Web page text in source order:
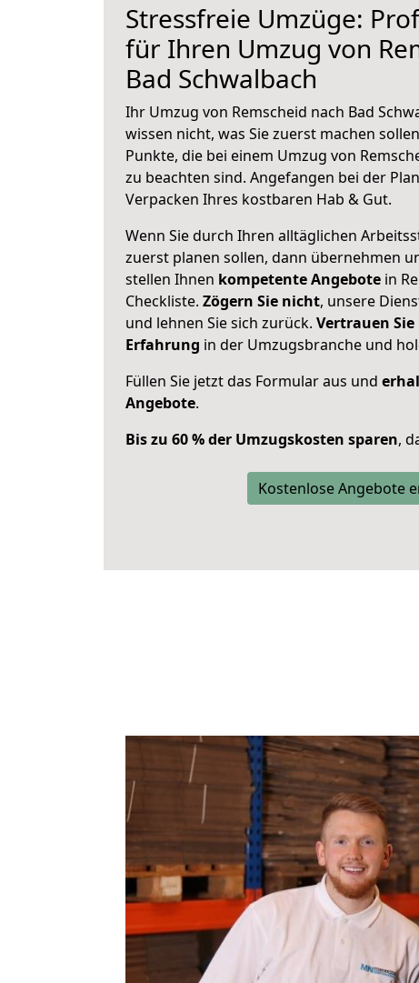
Stressfreie Umzüge:
für Ihren Umzug von
Bad Schwalbach
Ihr Umzug von Remscheid nach Bad
wissen nicht, was Sie zuerst machen
Punkte, die bei einem Umzug von
zu beachten sind. Angefangen bei der
Verpacken Ihres kostbaren Hab & Gut.
Wenn Sie durch Ihren alltäglichen
zuerst planen sollen, dann übernehmen
stellen Ihnen kompetente Angebote in
Checkliste. Zögern Sie nicht, unsere
und lehnen Sie sich zurück. Vertrauen Sie
Erfahrung in der Umzugsbranche und
Füllen Sie jetzt das Formular aus und
Angebote.
Bis zu 60 % der Umzugskosten sparen,
Kostenlose Angebote